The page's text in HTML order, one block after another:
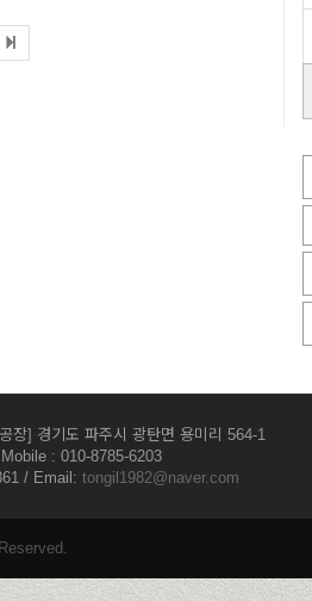
장] 경기도 파주시 광탄면 용미리 564-1
: 010-8785-6203
/ Email: tongil1982@naver.com